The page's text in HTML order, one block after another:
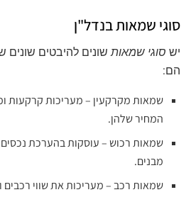
סוגי שמאות בנדל"ן
יש סוגי שמאותשונים להיבטים שונים
הם:
שמאות מקרקעין – מעריכות קרקעות
המחיר שלהן.
שמאות רכוש – עוסקות בהערכת נכסים
מבנים.
שמאות רכב – מעריכות את שווי רכבים